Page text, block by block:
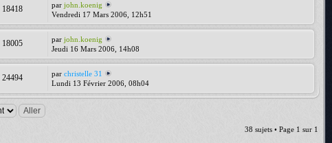
18418 parjohn.koenig
Vendredi 17 Mars 2006, 12h51
18005 parjohn.koenig
Jeudi 16 Mars 2006, 14h08
24494 parchristelle 31
Lundi 13 Février 2006, 08h04
38 sujets • Page 1 sur 1